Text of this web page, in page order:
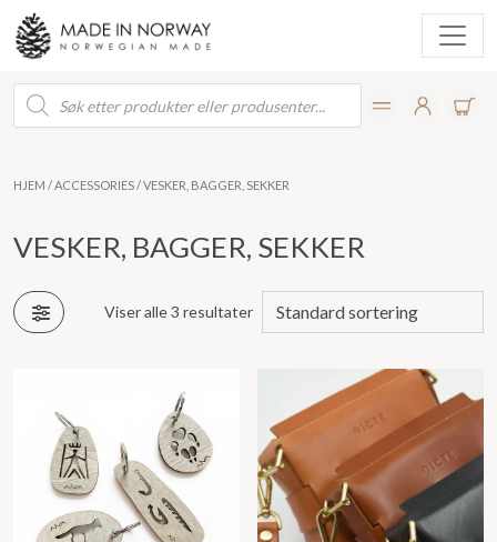
Products
search
HJEM /ACCESSORIES/ VESKER, BAGGER, SEKKER
VESKER, BAGGER, SEKKER
Viser alle 3 resultater